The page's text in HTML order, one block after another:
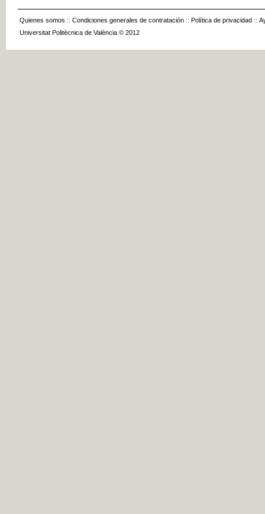
Quienes somos :: Condiciones generales de contratación :: Política de privacidad ::
Universitat Politècnica de València © 2012